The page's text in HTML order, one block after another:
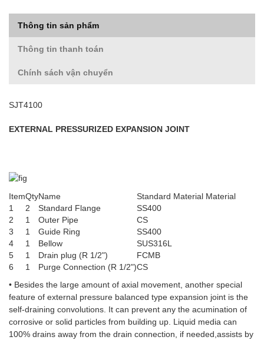
Thông tin sản phẩm
Thông tin thanh toán
Chính sách vận chuyển
SJT4100
EXTERNAL PRESSURIZED EXPANSION JOINT
ItemQtyName
Standard Material Material
1
2 Standard Flange
SS400
2
1 Outer Pipe
CS
3
1 Guide Ring
SS400
4
1 Bellow
SUS316L
5
1 Drain plug (R 1/2")
FCMB
6
1 Purge Connection (R 1/2")CS
• Besides the large amount of axial movement, another special
feature of external pressure balanced type expansion joint is the
self-draining convolutions. It can prevent any the acumination of
corrosive or solid particles from building up. Liquid media can
100% drains away from the drain connection, if needed,assists by